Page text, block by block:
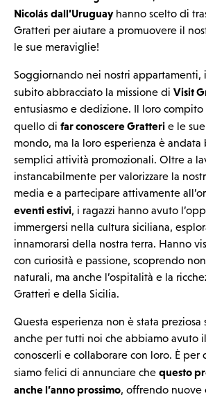
Nicolás dall’Uruguayhanno scelto di
Gratteri per aiutare a promuovere il
le sue meraviglie!
Soggiornando nei nostri appartamenti,
subito abbracciato la missione di Visit
entusiasmo e dedizione. Il loro
quello di far conoscere Gratteri e le
mondo, ma la loro esperienza è
semplici attività promozionali. Oltre a
instancabilmente per valorizzare la
media e a partecipare attivamente
eventi estivi, i ragazzi hanno avuto
immergersi nella cultura siciliana,
innamorarsi della nostra terra. Hanno
con curiosità e passione, scoprendo
naturali, ma anche l’ospitalità e la
Gratteri e della Sicilia.
Questa esperienza non è stata preziosa
anche per tutti noi che abbiamo avuto
conoscerli e collaborare con loro. È per
siamo felici di annunciare che questo
anche l’anno prossimo, offrendo